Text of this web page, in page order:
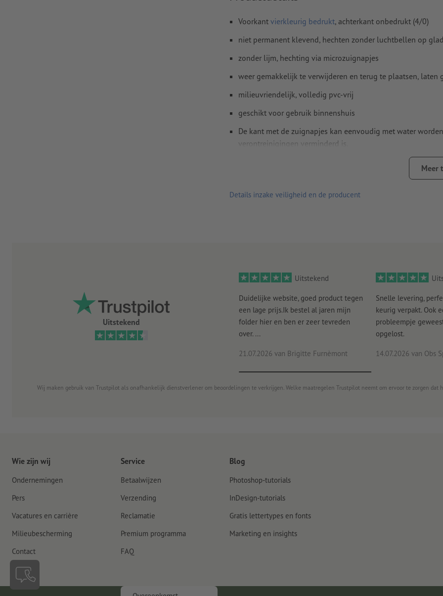
Voorkant vierkleurig bedrukt, achterkant onbedrukt (4/0)
niet permanent klevend, hechten zonder luchtbellen op
zonder lijm, hechting via microzuignapjes
weer gemakkelijk te verwijderen en terug te plaatsen, laten
milieuvriendelijk, volledig pvc-vrij
geschikt voor gebruik binnenshuis
De kant met de zuignapjes kan eenvoudig met water
verontreinigingen verminderd is.
De te beplakken ondergrond moet stof- en
de kleefkracht van het materiaal nadelig beïnvloeden.
Meer
Details inzake veiligheid en de producent
Uitstekend
Uitstekend
Duidelijke website, goed product tegen
een lage prijs.Ik bestel al jaren mijn
folder hier en ben er zeer tevreden
over. ...
21.07.2026 van Brigitte Furnèmont
Snelle levering,
keurig verpakt. Ook
probleempje
opgelost.
14.07.2026 van Obs
Wij maken gebruik van Trustpilot als onafhankelijk dienstverlener om beoordelingen te verkrijgen. Welke maatregelen Trustpilot neemt om ervoor te zorgen dat
Wie zijn wij
Ondernemingen
Pers
Vacatures en carrière
Milieubescherming
Contact
Service
Betaalwijzen
Verzending
Reclamatie
Premium programma
FAQ
Blog
Photoshop-tutorials
InDesign-tutorials
Gratis lettertypes en fonts
Marketing en insights